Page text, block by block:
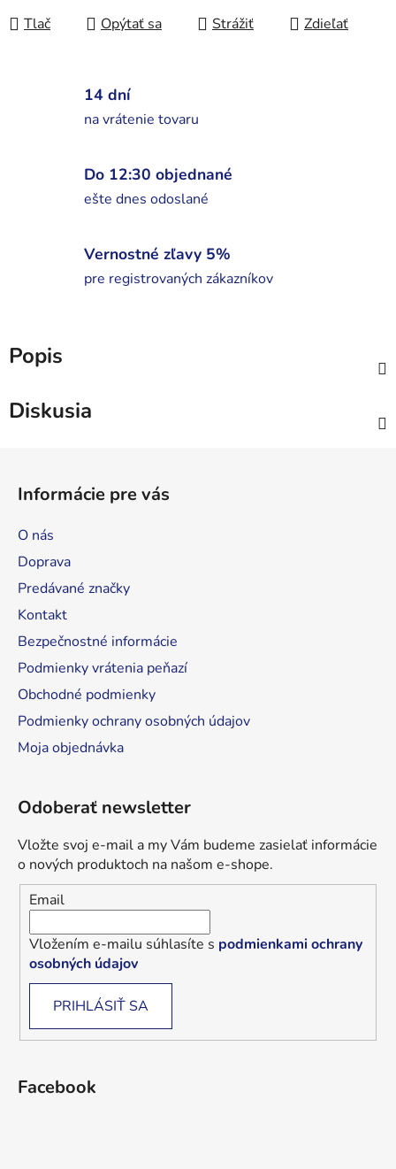
Tlač Opýtať sa Strážiť Zdieľať
14 dní
na vrátenie tovaru
Do 12:30 objednané
ešte dnes odoslané
Vernostné zľavy 5%
pre registrovaných zákazníkov
Popis
Diskusia
Informácie pre vás
O nás
Doprava
Predávané značky
Kontakt
Bezpečnostné informácie
Podmienky vrátenia peňazí
Obchodné podmienky
Podmienky ochrany osobných údajov
Moja objednávka
Odoberať newsletter
Vložte svoj e-mail a my Vám budeme zasielať informácie
o nových produktoch na našom e-shope.
Email
Vložením e-mailu súhlasíte s podmienkami ochrany
osobných údajov
PRIHLÁSIŤ SA
Facebook